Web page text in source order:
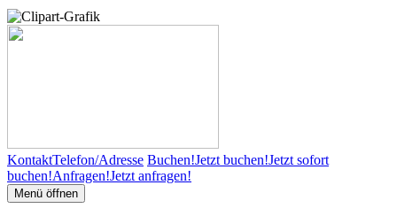
KontaktTelefon/Adresse Buchen!Jetzt buchen!Jetzt sofort
buchen!Anfragen!Jetzt anfragen!
Menü öffnen